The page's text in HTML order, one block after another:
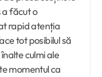
a făcut o
rapid atenția
tot posibilul să
culmi ale
momentul ca